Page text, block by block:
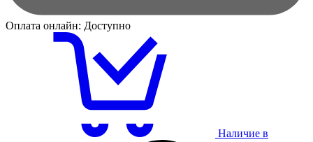
Оплата онлайн: Доступно
Наличие в